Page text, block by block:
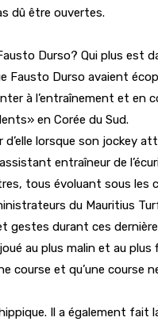
dû être ouvertes.
Durso? Qui plus
Durso avaient
à l’entraînement et
en Corée du Sud.
d’elle lorsque son
entraîneur de
tous évoluant sous les
du Mauritius
gestes durant ces
au plus malin et au
course et qu’une
Il a également